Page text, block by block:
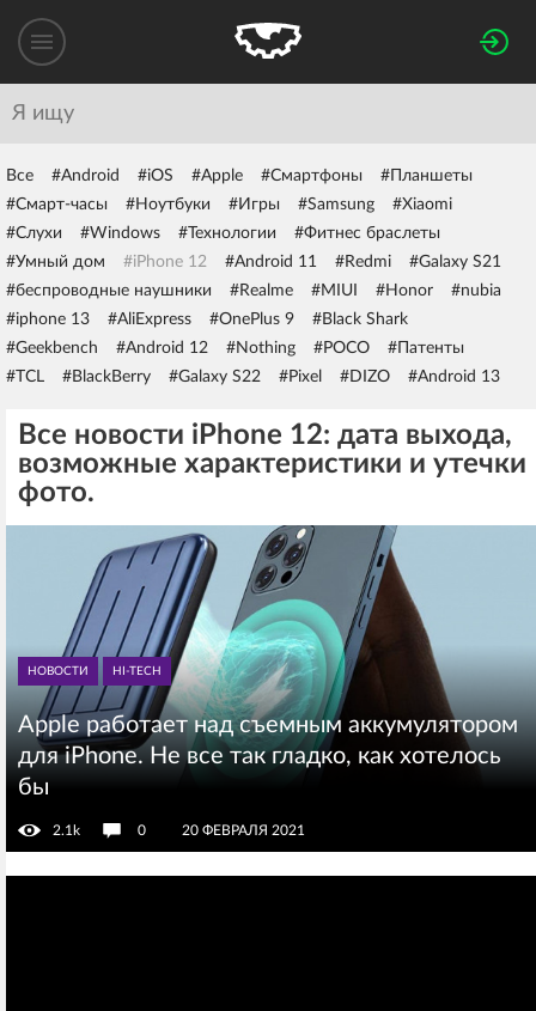
Все #Android #iOS #Apple #Смартфоны
#Планшеты
#Смарт-часы
#Ноутбуки #Игры #Samsung
#Xiaomi
#Слухи
#Windows #Технологии
#Фитнес браслеты
#Умный дом
#iPhone 12 #Android 11 #Redmi
#Galaxy S21
#беспроводные наушники
#Realme #MIUI #Honor
#nubia
#iphone 13
#AliExpress #OnePlus 9
#Black Shark
#Geekbench
#Android 12 #Nothing #POCO
#Патенты
#TCL
#BlackBerry #Galaxy S22 #Pixel #DIZO #Android 13
Все новости iPhone 12: дата выхода,
возможные характеристики и утечки
фото.
НОВОСТИ HI-TECH
Apple работает над съемным аккумулятором
для iPhone. Не все так гладко, как хотелось
бы
2.1k 0 20 ФЕВРАЛЯ 2021